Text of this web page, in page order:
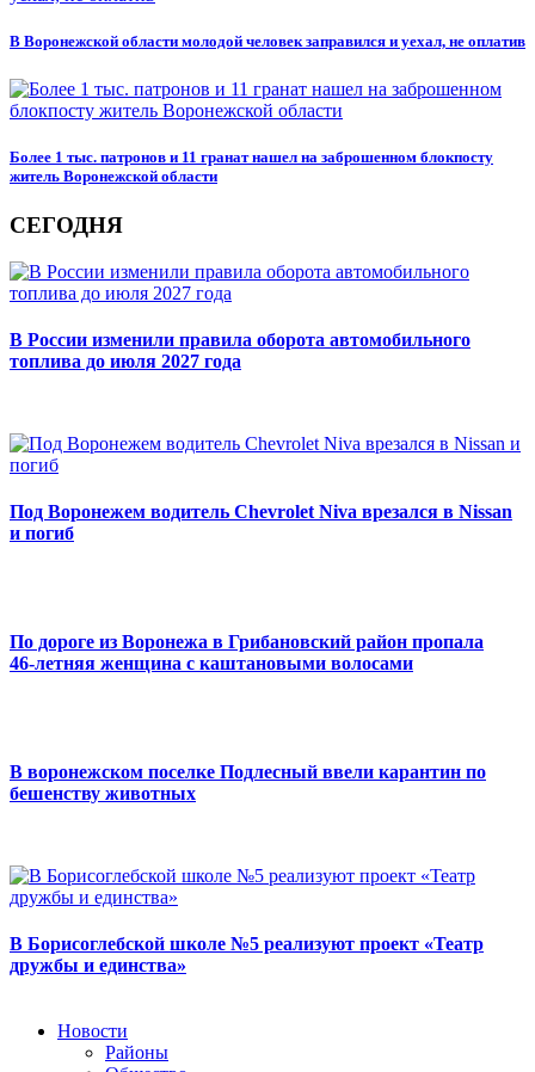
В Воронежской области молодой человек заправился и уехал, не оплатив
Более 1 тыс. патронов и 11 гранат нашел на заброшенном блокпосту
житель Воронежской области
СЕГОДНЯ
В России изменили правила оборота автомобильного
топлива до июля 2027 года
Под Воронежем водитель Chevrolet Niva врезался в Nissan
и погиб
По дороге из Воронежа в Грибановский район пропала
46‑летняя женщина с каштановыми волосами
В воронежском поселке Подлесный ввели карантин по
бешенству животных
В Борисоглебской школе №5 реализуют проект «Театр
дружбы и единства»
Новости
Районы